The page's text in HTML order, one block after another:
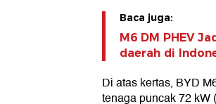
Baca juga:
M6 DM PHEV
daerah di
Di atas kertas, BYD
tenaga puncak 72 kW